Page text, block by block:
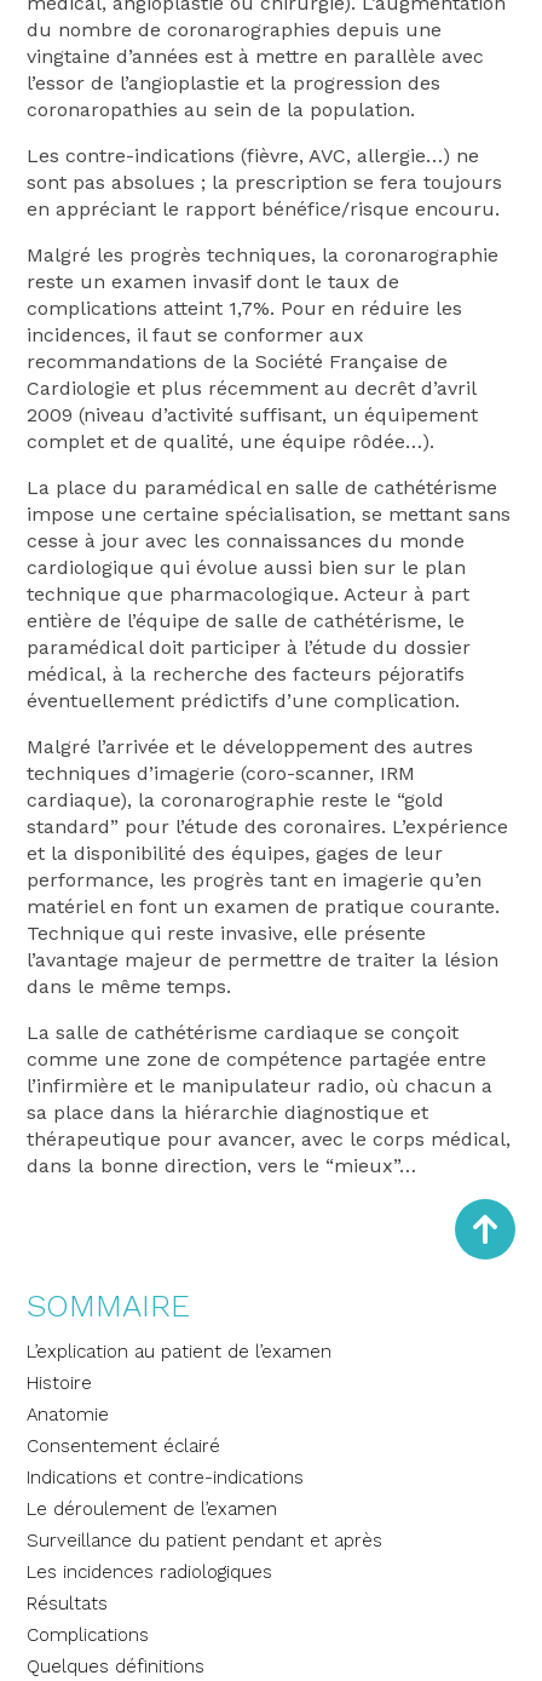
SOMMAIRE
L’explication au patient de l’examen
Histoire
Anatomie
Consentement éclairé
Indications et contre-indications
Le déroulement de l’examen
Surveillance du patient pendant et après
Les incidences radiologiques
Résultats
Complications
Quelques définitions
du nombre de coronarographies depuis une
vingtaine d’années est à mettre en parallèle avec
l’essor de l’angioplastie et la progression des
coronaropathies au sein de la population.
Les contre-indications (fièvre, AVC, allergie…) ne
sont pas absolues ; la prescription se fera toujours
en appréciant le rapport bénéfice/risque encouru.
Malgré les progrès techniques, la coronarographie
reste un examen invasif dont le taux de
complications atteint 1,7%. Pour en réduire les
incidences, il faut se conformer aux
recommandations de la Société Française de
Cardiologie et plus récemment au decrêt d’avril
2009 (niveau d’activité suffisant, un équipement
complet et de qualité, une équipe rôdée…).
La place du paramédical en salle de cathétérisme
impose une certaine spécialisation, se mettant sans
cesse à jour avec les connaissances du monde
cardiologique qui évolue aussi bien sur le plan
technique que pharmacologique. Acteur à part
entière de l’équipe de salle de cathétérisme, le
paramédical doit participer à l’étude du dossier
médical, à la recherche des facteurs péjoratifs
éventuellement prédictifs d’une complication.
Malgré l’arrivée et le développement des autres
techniques d’imagerie (coro-scanner, IRM
cardiaque), la coronarographie reste le “gold
standard” pour l’étude des coronaires. L’expérience
et la disponibilité des équipes, gages de leur
performance, les progrès tant en imagerie qu’en
matériel en font un examen de pratique courante.
Technique qui reste invasive, elle présente
l’avantage majeur de permettre de traiter la lésion
dans le même temps.
La salle de cathétérisme cardiaque se conçoit
comme une zone de compétence partagée entre
l’infirmière et le manipulateur radio, où chacun a
sa place dans la hiérarchie diagnostique et
thérapeutique pour avancer, avec le corps médical,
dans la bonne direction, vers le “mieux”…